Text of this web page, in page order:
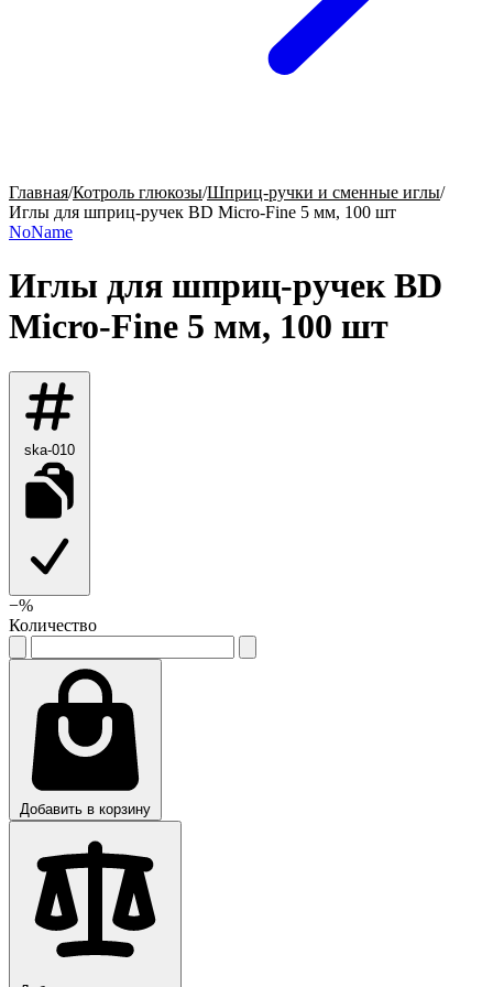
Главная/Котроль глюкозы/Шприц-ручки и сменные иглы/
Иглы для шприц-ручек BD Micro-Fine 5 мм, 100 шт
NoName
Иглы для шприц-ручек BD
Micro-Fine 5 мм, 100 шт
ska-010
−%
Количество
Добавить в корзину